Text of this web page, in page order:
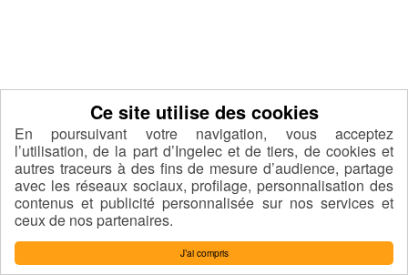
J’ai compris
En poursuivant votre navigation, vous acceptez
l’utilisation, de la part d’Ingelec et de tiers, de cookies et
autres traceurs à des fins de mesure d’audience, partage
avec les réseaux sociaux, profilage, personnalisation des
contenus et publicité personnalisée sur nos services et
ceux de nos partenaires.